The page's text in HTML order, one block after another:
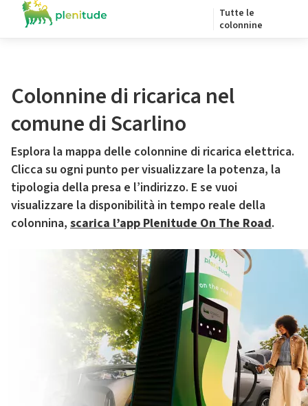
Tutte le
colonnine
Colonnine di ricarica nel
comune di Scarlino
Esplora la mappa delle colonnine di ricarica elettrica.
Clicca su ogni punto per visualizzare la potenza, la
tipologia della presa e l’indirizzo. E se vuoi
visualizzare la disponibilità in tempo reale della
colonnina, scarica l’app Plenitude On The Road.